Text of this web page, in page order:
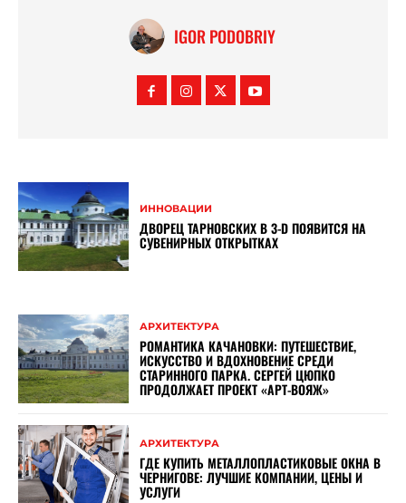
IGOR PODOBRIY
ИННОВАЦИИ
ДВОРЕЦ ТАРНОВСКИХ В 3-D ПОЯВИТСЯ НА
СУВЕНИРНЫХ ОТКРЫТКАХ
АРХИТЕКТУРА
РОМАНТИКА КАЧАНОВКИ: ПУТЕШЕСТВИЕ,
ИСКУССТВО И ВДОХНОВЕНИЕ СРЕДИ
СТАРИННОГО ПАРКА. СЕРГЕЙ ЦЮПКО
ПРОДОЛЖАЕТ ПРОЕКТ «АРТ-ВОЯЖ»
АРХИТЕКТУРА
ГДЕ КУПИТЬ МЕТАЛЛОПЛАСТИКОВЫЕ ОКНА В
ЧЕРНИГОВЕ: ЛУЧШИЕ КОМПАНИИ, ЦЕНЫ И
УСЛУГИ